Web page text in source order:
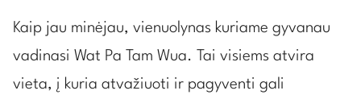
Kaip jau minėjau, vienuolynas kuriame gyvanau
vadinasi Wat Pa Tam Wua. Tai visiems atvira
vieta, į kuria atvažiuoti ir pagyventi gali